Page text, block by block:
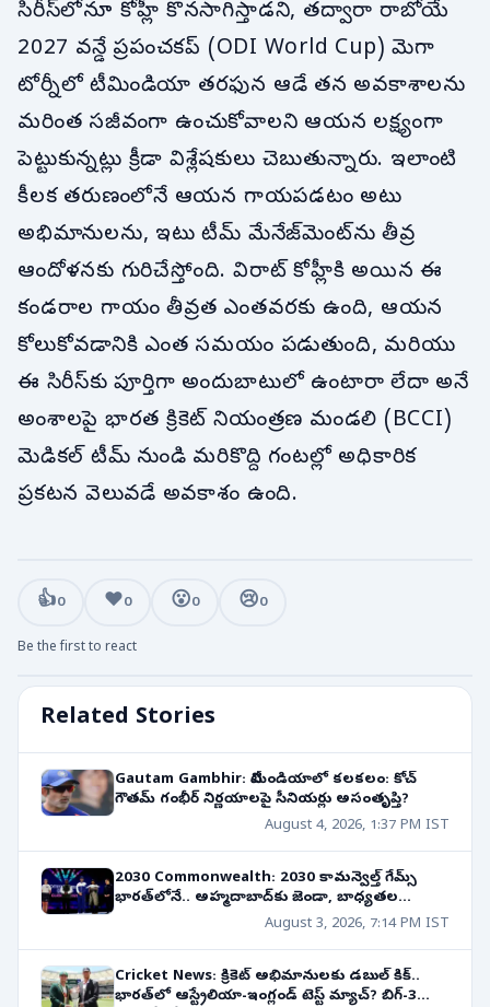
సిరీస్‌లోనూ కోహ్లీ కొనసాగిస్తాడని, తద్వారా రాబోయే
2027 వన్డే ప్రపంచకప్ (ODI World Cup) మెగా
టోర్నీలో టీమిండియా తరఫున ఆడే తన అవకాశాలను
మరింత సజీవంగా ఉంచుకోవాలని ఆయన లక్ష్యంగా
పెట్టుకున్నట్లు క్రీడా విశ్లేషకులు చెబుతున్నారు. ఇలాంటి
కీలక తరుణంలోనే ఆయన గాయపడటం అటు
అభిమానులను, ఇటు టీమ్ మేనేజ్‌మెంట్‌ను తీవ్ర
ఆందోళనకు గురిచేస్తోంది. విరాట్ కోహ్లీకి అయిన ఈ
కండరాల గాయం తీవ్రత ఎంతవరకు ఉంది, ఆయన
కోలుకోవడానికి ఎంత సమయం పడుతుంది, మరియు
ఈ సిరీస్‌కు పూర్తిగా అందుబాటులో ఉంటారా లేదా అనే
అంశాలపై భారత క్రికెట్ నియంత్రణ మండలి (BCCI)
మెడికల్ టీమ్ నుండి మరికొద్ది గంటల్లో అధికారిక
ప్రకటన వెలువడే అవకాశం ఉంది.
Related Stories
Gautam Gambhir: టీమిండియాలో కలకలం: కోచ్
గౌతమ్ గంభీర్ నిర్ణయాలపై సీనియర్లు అసంతృప్తి?
August 4, 2026, 1:37 PM IST
2030 Commonwealth: 2030 కామన్వెల్త్ గేమ్స్
భారత్‌లోనే.. అహ్మదాబాద్‌కు జెండా, బాధ్యతల
August 3, 2026, 7:14 PM IST
Cricket News: క్రికెట్ అభిమానులకు డబుల్ కిక్..
భారత్‌లో ఆస్ట్రేలియా-ఇంగ్లండ్ టెస్ట్ మ్యాచ్? బిగ్-3
👍0 ❤️0 😮0 😢0
Be the first to react